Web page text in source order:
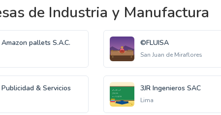
de Industria y Manufactura
pallets S.A.C. ©FLUISA
San Juan de Miraflores
& Servicios 3JR Ingenieros SAC
Lima